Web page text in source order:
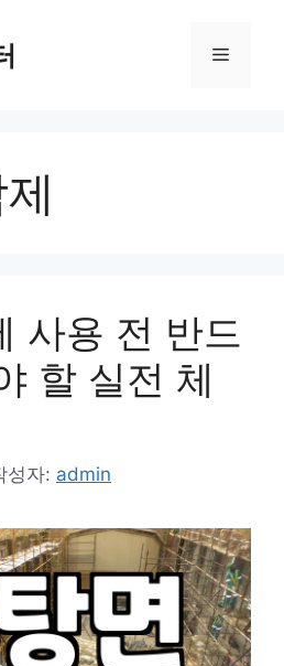
메
사용 전 반드
할 실전 체
성자: admin